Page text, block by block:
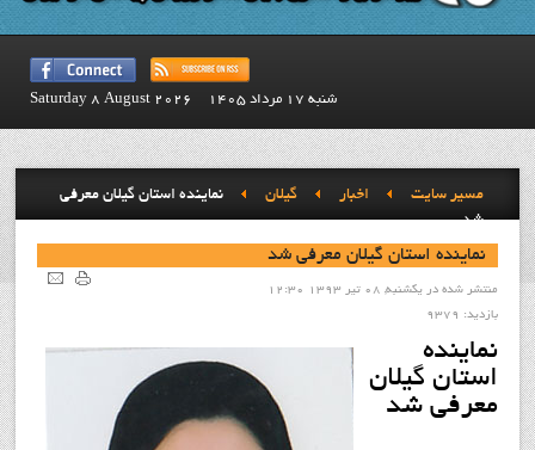
شنبه 17 مرداد 1405 Saturday 8 August 2026
مسیر سایت اخبار گيلان
نماينده استان گيلان معرفي
شد
نماينده استان گيلان معرفي شد
منتشر شده در یکشنبه, 08 تیر 1393 12:30
بازدید: 9379
نماينده
استان گيلان
معرفي شد